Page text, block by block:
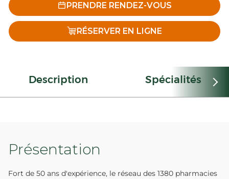
PRENDRE RENDEZ-VOUS
RÉSERVER EN LIGNE
Description Spécialités
Présentation
Fort de 50 ans d'expérience, le réseau des 1380 pharmacies